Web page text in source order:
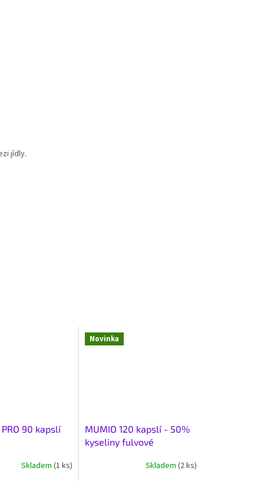
90 kapslí
Skladem(1 ks)
Novinka
MUMIO 120 kapslí - 50%
kyseliny fulvové
Skladem (2 ks)
jídly.